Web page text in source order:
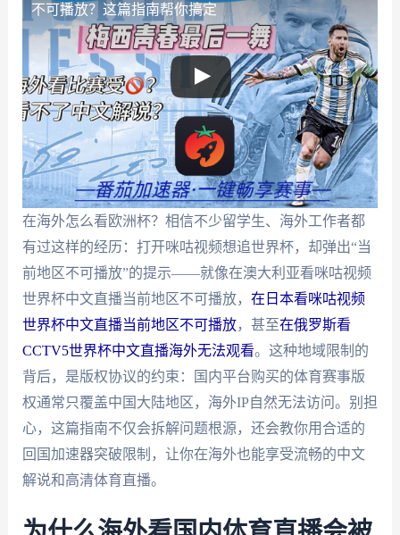
不可播放？这篇指南帮你搞定
在海外怎么看欧洲杯？相信不少留学生、海外工作者都
有过这样的经历：打开咪咕视频想追世界杯，却弹出“当
前地区不可播放”的提示——就像在澳大利亚看咪咕视频
世界杯中文直播当前地区不可播放， 在日本看咪咕视频
世界杯中文直播当前地区不可播放，甚至在俄罗斯看
CCTV5世界杯中文直播海外无法观看。这种地域限制的
背后，是版权协议的约束：国内平台购买的体育赛事版
权通常只覆盖中国大陆地区，海外IP自然无法访问。别担
心，这篇指南不仅会拆解问题根源，还会教你用合适的
回国加速器突破限制，让你在海外也能享受流畅的中文
解说和高清体育直播。